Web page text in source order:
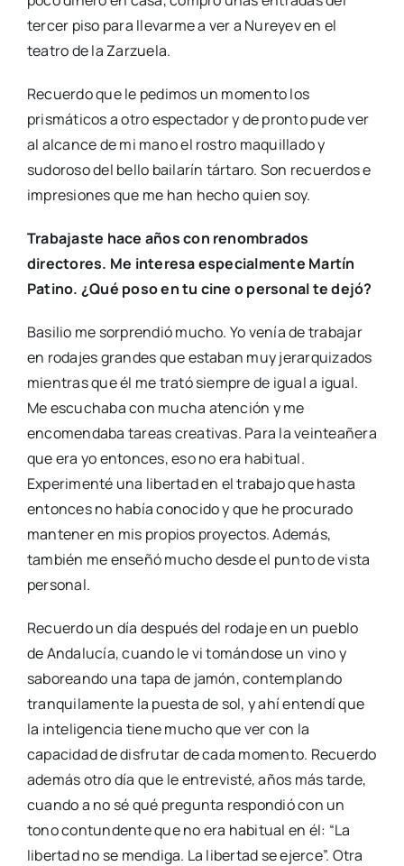
tercer piso para llevarme a ver a Nureyev en el
teatro de la Zarzuela.
Recuerdo que le pedimos un momento los
prismáticos a otro espectador y de pronto pude ver
al alcance de mi mano el rostro maquillado y
sudoroso del bello bailarín tártaro. Son recuerdos e
impresiones que me han hecho quien soy.
Trabajaste hace años con renombrados
directores. Me interesa especialmente Martín
Patino. ¿Qué poso en tu cine o personal te dejó?
Basilio me sorprendió mucho. Yo venía de trabajar
en rodajes grandes que estaban muy jerarquizados
mientras que él me trató siempre de igual a igual.
Me escuchaba con mucha atención y me
encomendaba tareas creativas. Para la veinteañera
que era yo entonces, eso no era habitual.
Experimenté una libertad en el trabajo que hasta
entonces no había conocido y que he procurado
mantener en mis propios proyectos. Además,
también me enseñó mucho desde el punto de vista
personal.
Recuerdo un día después del rodaje en un pueblo
de Andalucía, cuando le vi tomándose un vino y
saboreando una tapa de jamón, contemplando
tranquilamente la puesta de sol, y ahí entendí que
la inteligencia tiene mucho que ver con la
capacidad de disfrutar de cada momento. Recuerdo
además otro día que le entrevisté, años más tarde,
cuando a no sé qué pregunta respondió con un
tono contundente que no era habitual en él: “La
libertad no se mendiga. La libertad se ejerce”. Otra